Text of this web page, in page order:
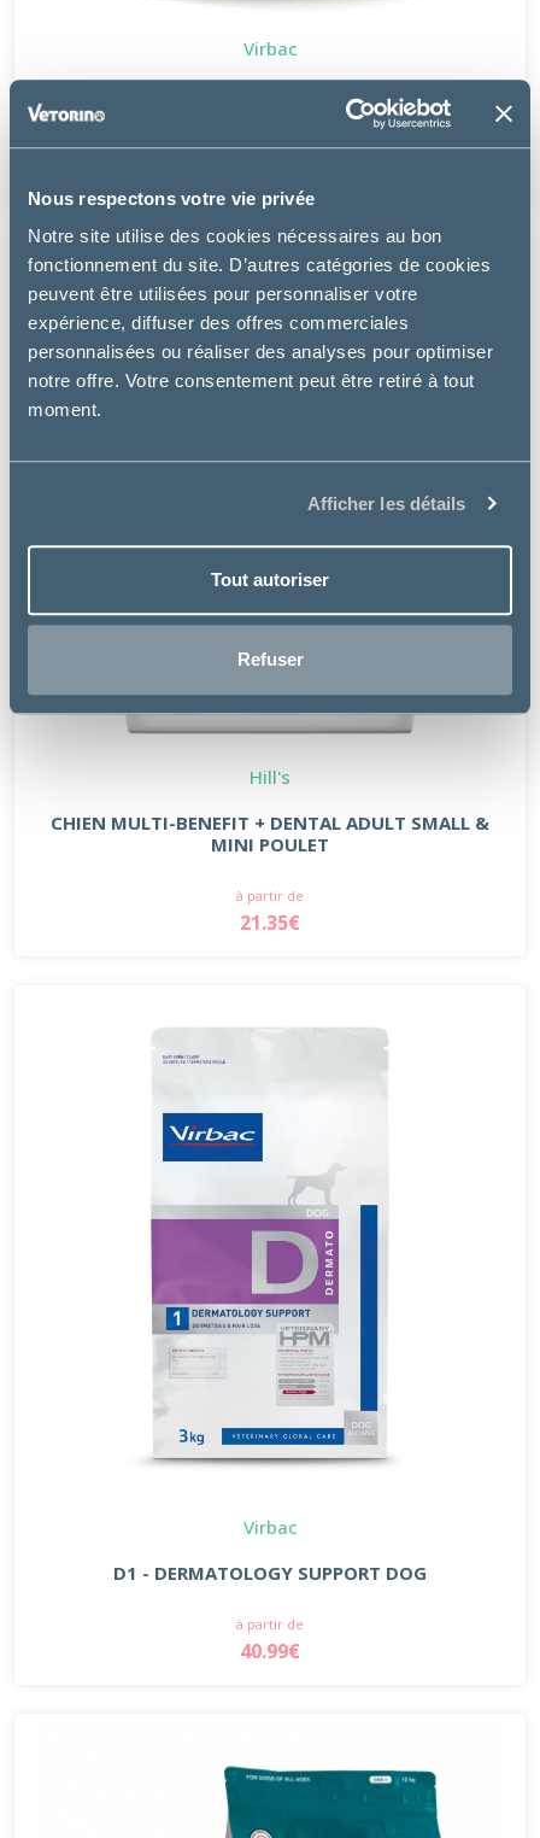
Nous respectons votre vie privée
Notre site utilise des cookies nécessaires au bon
fonctionnement du site. D’autres catégories de cookies
peuvent être utilisées pour personnaliser votre
expérience, diffuser des offres commerciales
personnalisées ou réaliser des analyses pour optimiser
notre offre. Votre consentement peut être retiré à tout
moment.
Afficher les détails
Tout autoriser
Refuser
Virbac
W1 - WEIGHT LOSS & DIABETES DOG
à partir de
Hill's
CHIEN MULTI-BENEFIT + DENTAL ADULT SMALL &
MINI POULET
à partir de
21.35€
Virbac
D1 - DERMATOLOGY SUPPORT DOG
à partir de
40.99€